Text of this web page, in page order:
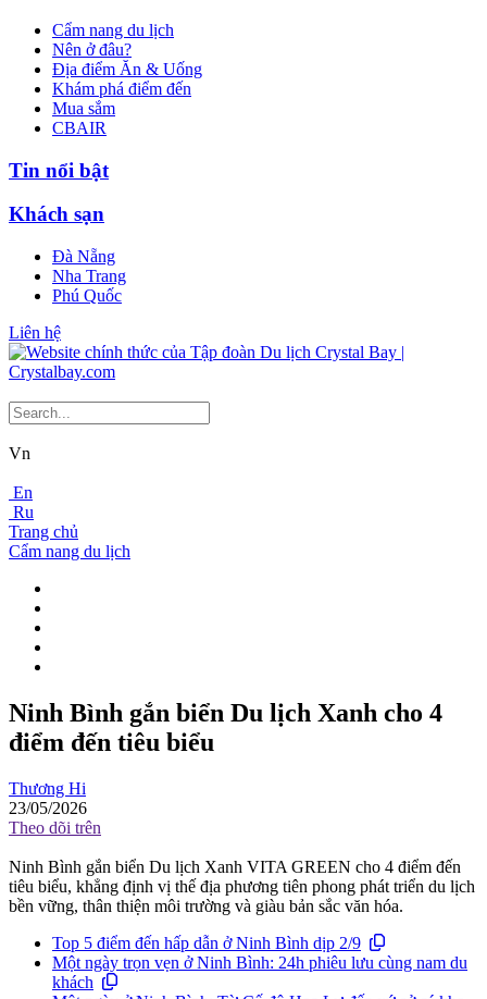
Cẩm nang du lịch
Nên ở đâu?
Địa điểm Ăn & Uống
Khám phá điểm đến
Mua sắm
CBAIR
Tin nổi bật
Khách sạn
Đà Nẵng
Nha Trang
Phú Quốc
Liên hệ
Vn
En
Ru
Trang chủ
Cẩm nang du lịch
Ninh Bình gắn biển Du lịch Xanh cho 4
điểm đến tiêu biểu
Thương Hi
23/05/2026
Theo dõi trên
Ninh Bình gắn biển Du lịch Xanh VITA GREEN cho 4 điểm đến
tiêu biểu, khẳng định vị thế địa phương tiên phong phát triển du lịch
bền vững, thân thiện môi trường và giàu bản sắc văn hóa.
Top 5 điểm đến hấp dẫn ở Ninh Bình dịp 2/9
Một ngày trọn vẹn ở Ninh Bình: 24h phiêu lưu cùng nam du
khách